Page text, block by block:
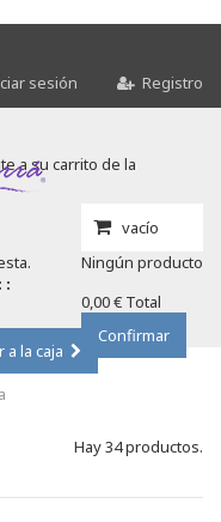
sesión Registro
vacío
Ningún producto
0,00 € Total
Confirmar
a su carrito de la
:
a la caja
Hay 34 productos.